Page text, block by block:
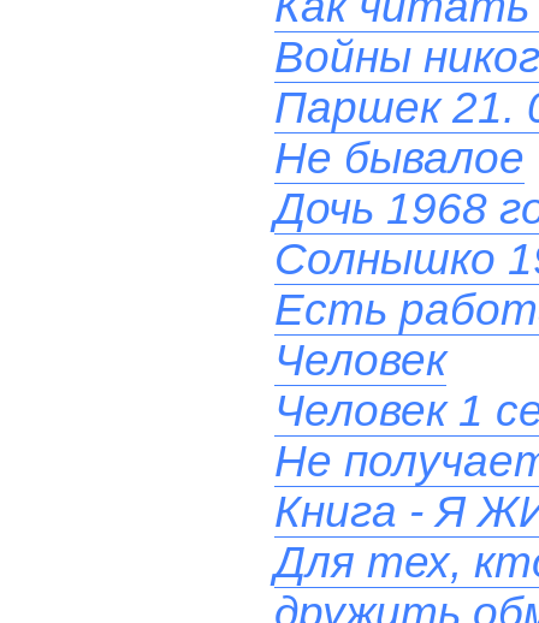
Войны
Паршек 21.
Не бывалое
Дочь 1968
Солнышко
Есть
Человек
Человек 1
Не
Книга - Я
Для тех,
дружить